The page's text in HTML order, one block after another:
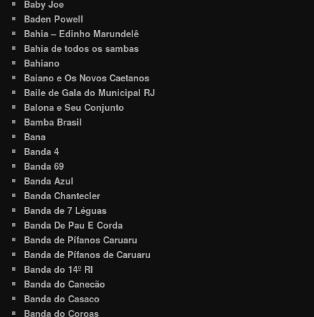
Baby Joe
Baden Powell
Bahia – Edinho Marundelê
Bahia de todos os sambas
Bahiano
Baiano e Os Novos Caetanos
Baile de Gala do Municipal RJ
Balona e Seu Conjunto
Bamba Brasil
Bana
Banda 4
Banda 69
Banda Azul
Banda Chantecler
Banda de 7 Léguas
Banda De Pau E Corda
Banda de Pífanos Caruaru
Banda de Pífanos de Caruaru
Banda do 14º RI
Banda do Canecão
Banda do Casaco
Banda do Coroas